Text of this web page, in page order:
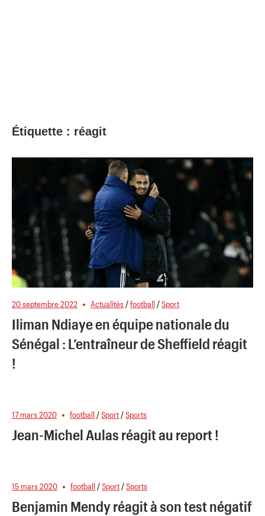
Étiquette : réagit
20 septembre 2022 Actualités /football /Sport
Iliman Ndiaye en équipe nationale du
Sénégal : L’entraîneur de Sheffield réagit
!
17 mars 2020 football /Sport /Sports
Jean-Michel Aulas réagit au report !
15 mars 2020 football /Sport /Sports
Benjamin Mendy réagit à son test négatif